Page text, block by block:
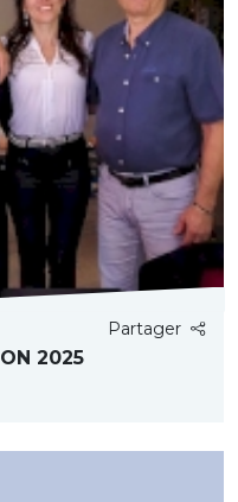
Partager
2025